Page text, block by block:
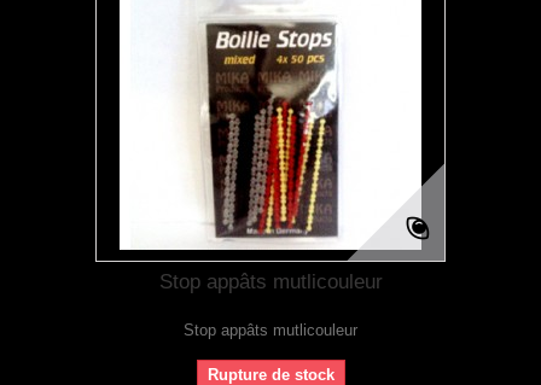
Stop appâts mutlicouleur
Stop appâts mutlicouleur
Rupture de stock